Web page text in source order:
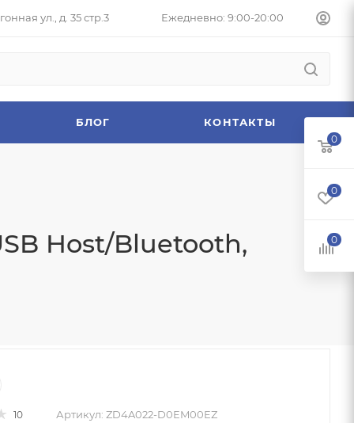
ул., д. 35 стр.3 Ежедневно: 9:00-20:00
БЛОГ КОНТАКТЫ
Host/Bluetooth,
10 Артикул: ZD4A022-D0EM00EZ
0
0
0